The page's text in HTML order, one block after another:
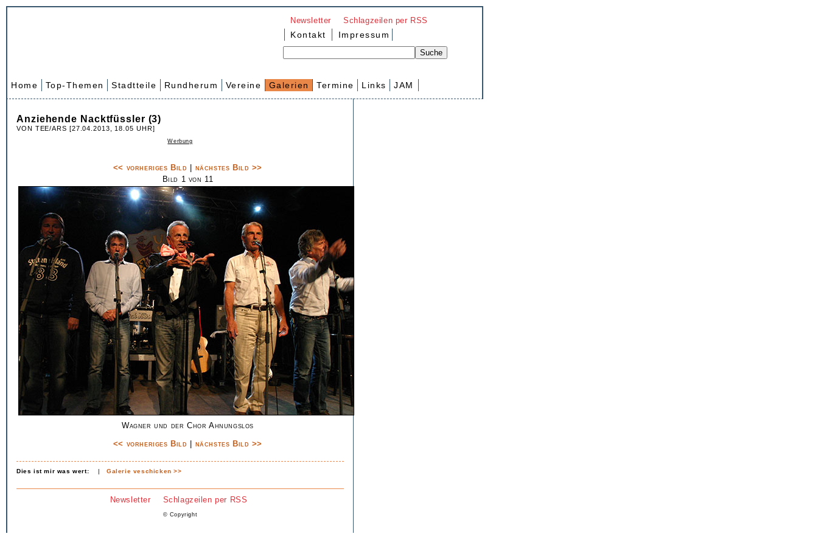
Newsletter Schlagzeilen per RSS
Kontakt Impressum
Home Top-Themen Stadtteile Rundherum Vereine Galerien Termine Links JAM
Anziehende Nacktfüssler (3)
VON TEE/ARS [27.04.2013, 18.05 UHR]
Werbung
<< vorheriges Bild
nächstes Bild >>
Bild 1 von 11
Wagner und der Chor Ahnungslos
<< vorheriges Bild
nächstes Bild >>
Dies ist mir was wert: |Galerie veschicken >>
Newsletter Schlagzeilen per RSS
© Copyright